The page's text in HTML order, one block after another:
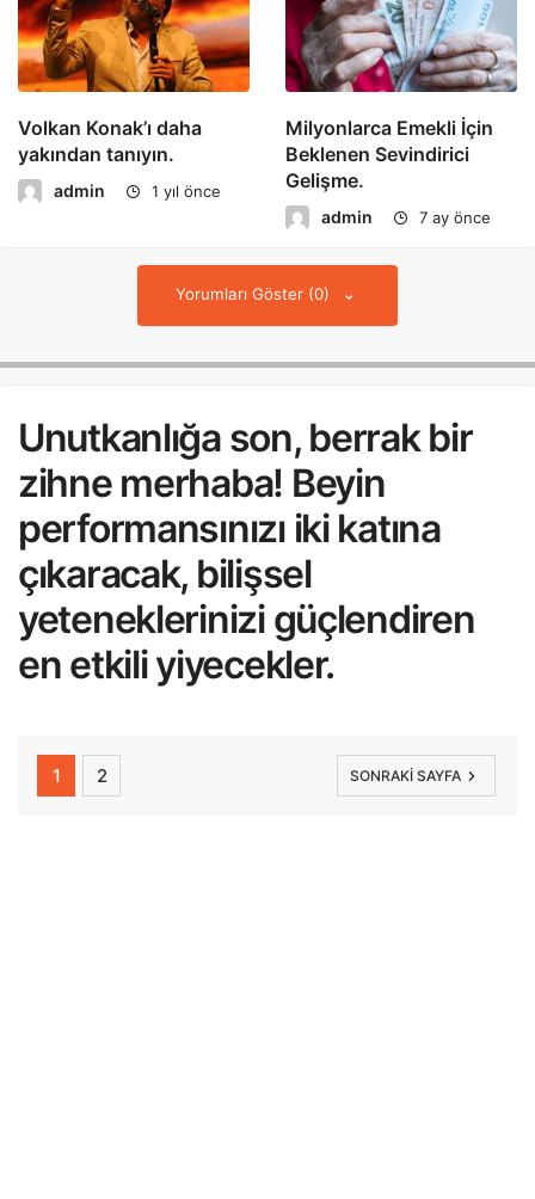
Volkan Konak’ı daha
yakından tanıyın.
admin 1 yıl önce
Milyonlarca Emekli İçin
Beklenen Sevindirici
Gelişme.
admin 7 ay önce
Yorumları Göster (0)
Unutkanlığa son, berrak bir
zihne merhaba! Beyin
performansınızı iki katına
çıkaracak, bilişsel
yeteneklerinizi güçlendiren
en etkili yiyecekler.
1 2 SONRAKI SAYFA